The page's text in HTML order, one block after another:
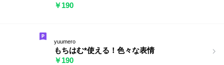
￥190
yuumero
もちはむ*使える！色々な表情
￥190